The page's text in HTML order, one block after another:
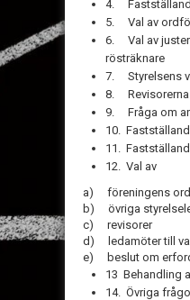
4.
5. Val av
6. Val av
rösträknare
7. Styrelsens
8.
9. Fråga om
10.
11.
12. Val av
a) föreningens
b) övriga
c) revisorer
d) ledamöter till
e) beslut om
13 Behandling
14. Övriga